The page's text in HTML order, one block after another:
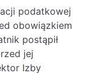
podatkowej
obowiązkiem
postąpił
jej
Izby